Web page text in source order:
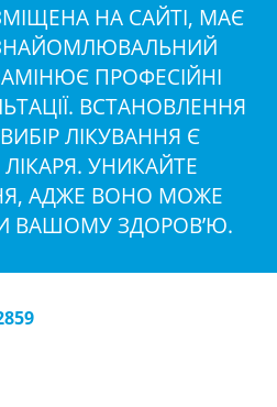
НА САЙТІ, МАЄ
ПРОФЕСІЙНІ
ВСТАНОВЛЕННЯ
ЛІКУВАННЯ Є
УНИКАЙТЕ
АДЖЕ ВОНО МОЖЕ
ВАШОМУ ЗДОРОВ’Ю.